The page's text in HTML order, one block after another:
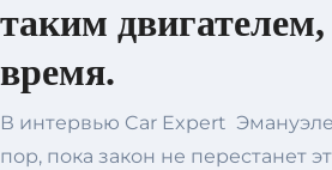
таким
время.
В интервью Car Expert Эмануэле
пор, пока закон не перестанет